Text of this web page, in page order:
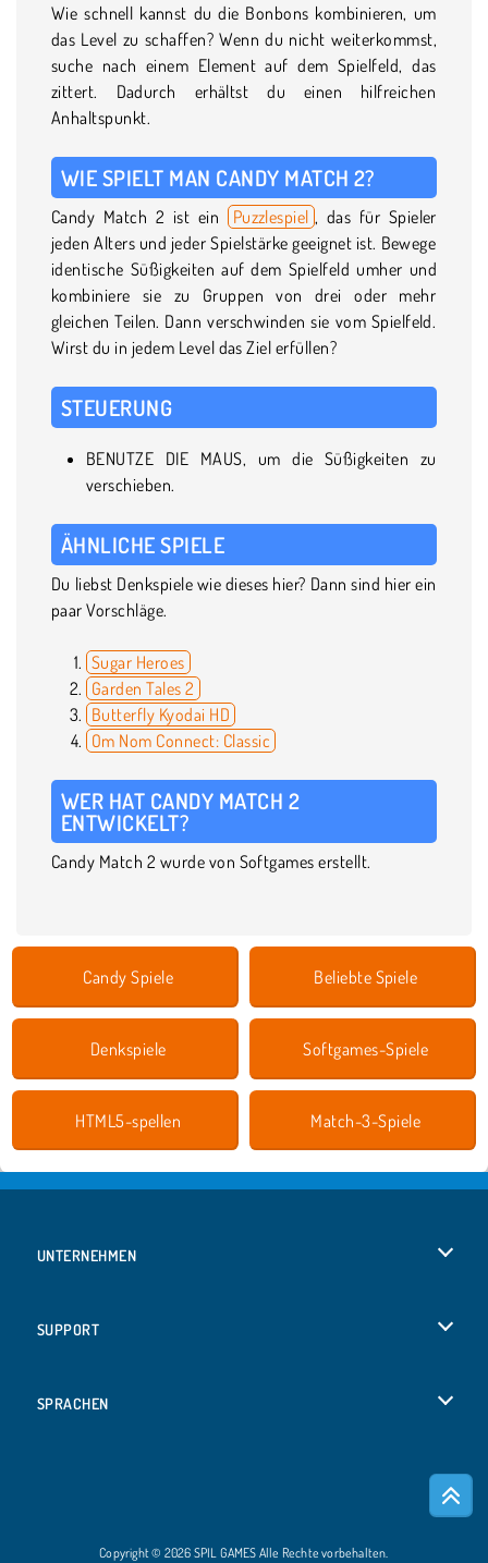
Wie schnell kannst du die Bonbons kombinieren, um
das Level zu schaffen? Wenn du nicht weiterkommst,
suche nach einem Element auf dem Spielfeld, das
zittert. Dadurch erhältst du einen hilfreichen
Anhaltspunkt.
WIE SPIELT MAN CANDY MATCH 2?
Candy Match 2 ist ein Puzzlespiel , das für Spieler
jeden Alters und jeder Spielstärke geeignet ist. Bewege
identische Süßigkeiten auf dem Spielfeld umher und
kombiniere sie zu Gruppen von drei oder mehr
gleichen Teilen. Dann verschwinden sie vom Spielfeld.
Wirst du in jedem Level das Ziel erfüllen?
STEUERUNG
BENUTZE DIE MAUS, um die Süßigkeiten zu
verschieben.
ÄHNLICHE SPIELE
Du liebst Denkspiele wie dieses hier? Dann sind hier ein
paar Vorschläge.
Sugar Heroes
Garden Tales 2
Butterfly Kyodai HD
Om Nom Connect: Classic
WER HAT CANDY MATCH 2
ENTWICKELT?
Candy Match 2 wurde von Softgames erstellt.
Candy Spiele Beliebte Spiele
Denkspiele Softgames-Spiele
HTML5-spellen Match-3-Spiele
UNTERNEHMEN
SUPPORT
SPRACHEN
Copyright © 2026 SPIL GAMES Alle Rechte vorbehalten.